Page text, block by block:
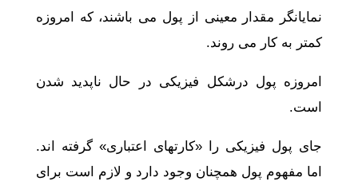
نمایانگر مقدار معینی از پول می باشند، که امروزه
کمتر به کار می روند.
امروزه پول درشکل فیزیکی در حال ناپدید شدن
است.
جای پول فیزیکی را «کارتهای اعتباری» گرفته اند.
اما مفهوم پول همچنان وجود دارد و لازم است برای